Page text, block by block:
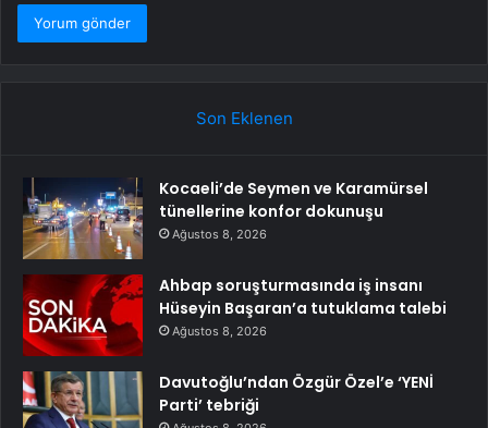
Son Eklenen
Kocaeli’de Seymen ve Karamürsel
tünellerine konfor dokunuşu
Ağustos 8, 2026
Ahbap soruşturmasında iş insanı
Hüseyin Başaran’a tutuklama talebi
Ağustos 8, 2026
Davutoğlu’ndan Özgür Özel’e ‘YENİ
Parti’ tebriği